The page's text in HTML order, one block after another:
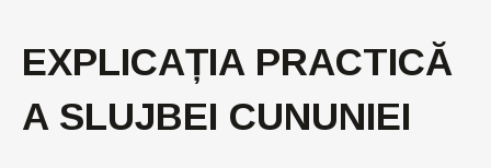
EXPLICAȚIA PRACTICĂ
A SLUJBEI CUNUNIEI